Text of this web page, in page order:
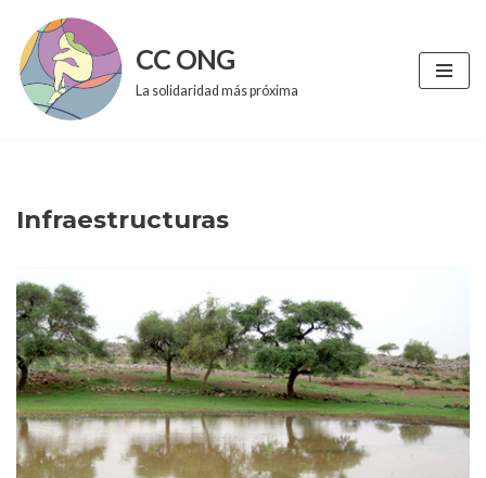
Saltar
al
contenido
CC ONG
La solidaridad más próxima
Infraestructuras